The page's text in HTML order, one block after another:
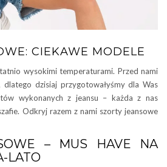
CIEKAWE MODELE
wysokimi temperaturami. Przed nami
dlatego dzisiaj przygotowałyśmy dla Was
wykonanych z jeansu – każda z nas
Odkryj razem z nami szorty jeansowe
– MUS HAVE NA
LATO